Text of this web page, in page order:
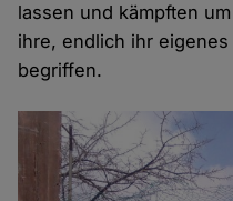
lassen und kämpften
ihre, endlich ihr
begriffen.